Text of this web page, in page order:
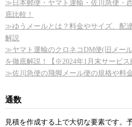
≫日本郵便・ヤマト運輸・佐川急便・
底比較！
≫ゆうメールとは？料金やサイズ、配
解説
≫ヤマト運輸のクロネコDM便(旧メー
を徹底解説！【※2024年1月末サービス
≫佐川急便の飛脚メール便の規格や料
通数
見積を作成する上で大切な要素です。